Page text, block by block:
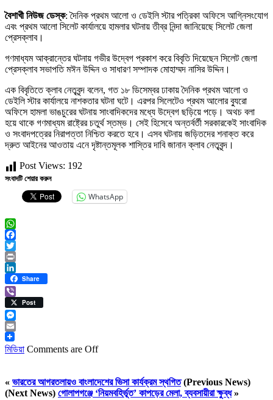
বৈশাখী নিউজ ডেস্ক: দৈনিক প্রথম আলো ও ডেইলি স্টার পত্রিকা অফিসে আগ্নিসংযোগ
এবং প্রথম আলো সিলেট কার্যালয়ে হামলার ঘটনায় তীব্র নিন্দা জানিয়েছে সিলেট জেলা
প্রেসক্লাব।
গণমাধ্যম আক্রান্তের ঘটনায় গভীর উদ্বেগ প্রকাশ করে বিবৃতি দিয়েছেন সিলেট জেলা
প্রেসক্লাব সভাপতি মঈন উদ্দিন ও সাধারণ সম্পাদক মোহাম্মদ নাসির উদ্দিন।
এক বিবৃতিতে ক্লাব নেতৃবৃন্দ বলেন, গত ১৮ ডিসেম্বর ঢাকায় দৈনিক প্রথম আলো ও
ডেইলি স্টার কার্যালয়ে নাশকতার ঘটনা ঘটে। এরপর সিলেটেও প্রথম আলোর ব্যুরো
অফিসে হামলা ভাঙচুরের ঘটনায় সাংবাদিকদের মধ্যে উদ্বেগ ছড়িয়ে পড়ে। অথচ বলা
হয়ে থাকে গণমাধ্যম রাষ্ট্রের চতুর্থ স্তম্ভ। সেই হিসেবে অন্তর্বর্তী সরকারকেই সাংবাদিক
ও সংবাদপত্রের নিরাপত্তা নিশ্চিত করতে হবে। এসব ঘটনায় জড়িতদের শনাক্ত করে
দ্রুত আইনের আওতায় এনে দৃষ্টান্তমূলক শাস্তির দাবি জানান ক্লাব নেতৃবৃন্দ।
Post Views: 192
সংবাদটি শেয়ার করুন
WhatsApp
WhatsApp
Facebook
Twitter
Print
LinkedIn
Share
ViberPost
Messenger
Email
মিডিয়া Comments are Off
« ভারতের আগরতলায়ও বাংলাদেশের ভিসা কার্যক্রম স্থগিত(Previous News)
(Next News) গোলাপগঞ্জে ‘নিয়মবহির্ভূত’ কাপড়ের মেলা, ব্যবসায়ীরা ক্ষুব্ধ»